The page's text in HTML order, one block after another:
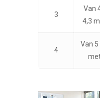
3
Van
4,3
4
Van